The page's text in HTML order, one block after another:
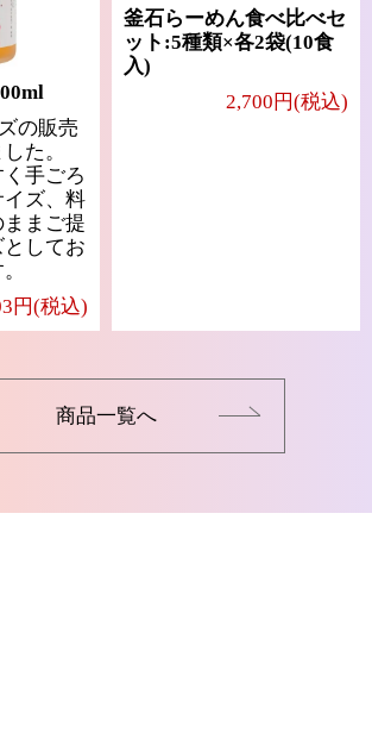
の販売
た。
手ごろ
ズ、料
まご提
してお
円(税込)
釜石らーめん食べ比べセ
ット:5種類×各2袋(10食
入)
2,700円(税込)
商品一覧へ